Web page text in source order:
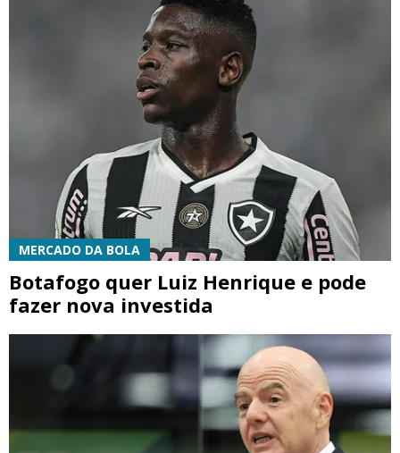
MERCADO DA BOLA
Botafogo quer Luiz Henrique e pode
fazer nova investida